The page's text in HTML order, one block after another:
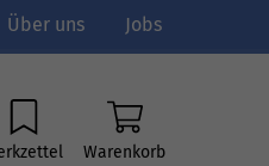
Über uns Jobs
Warenkorb